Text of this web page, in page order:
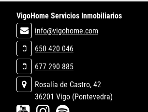
VigoHome Servicios Inmobiliarios
info@vigohome.com
650 420 046
677 290 885
Rosalía de Castro, 42
36201 Vigo (Pontevedra)